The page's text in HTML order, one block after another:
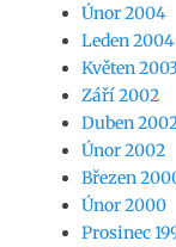
Únor 2004
Leden 2004
Květen
Září 2002
Duben
Únor 2002
Březen
Únor 2000
Prosinec